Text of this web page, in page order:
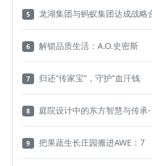
5 龙湖集团与蚂蚁集团达成战略
6 解锁品质生活：A.O.史密斯
7 归还“传家宝”，守护“血汗钱
8 庭院设计中的东方智慧与传承-
9 把果蔬生长庄园搬进AWE：7